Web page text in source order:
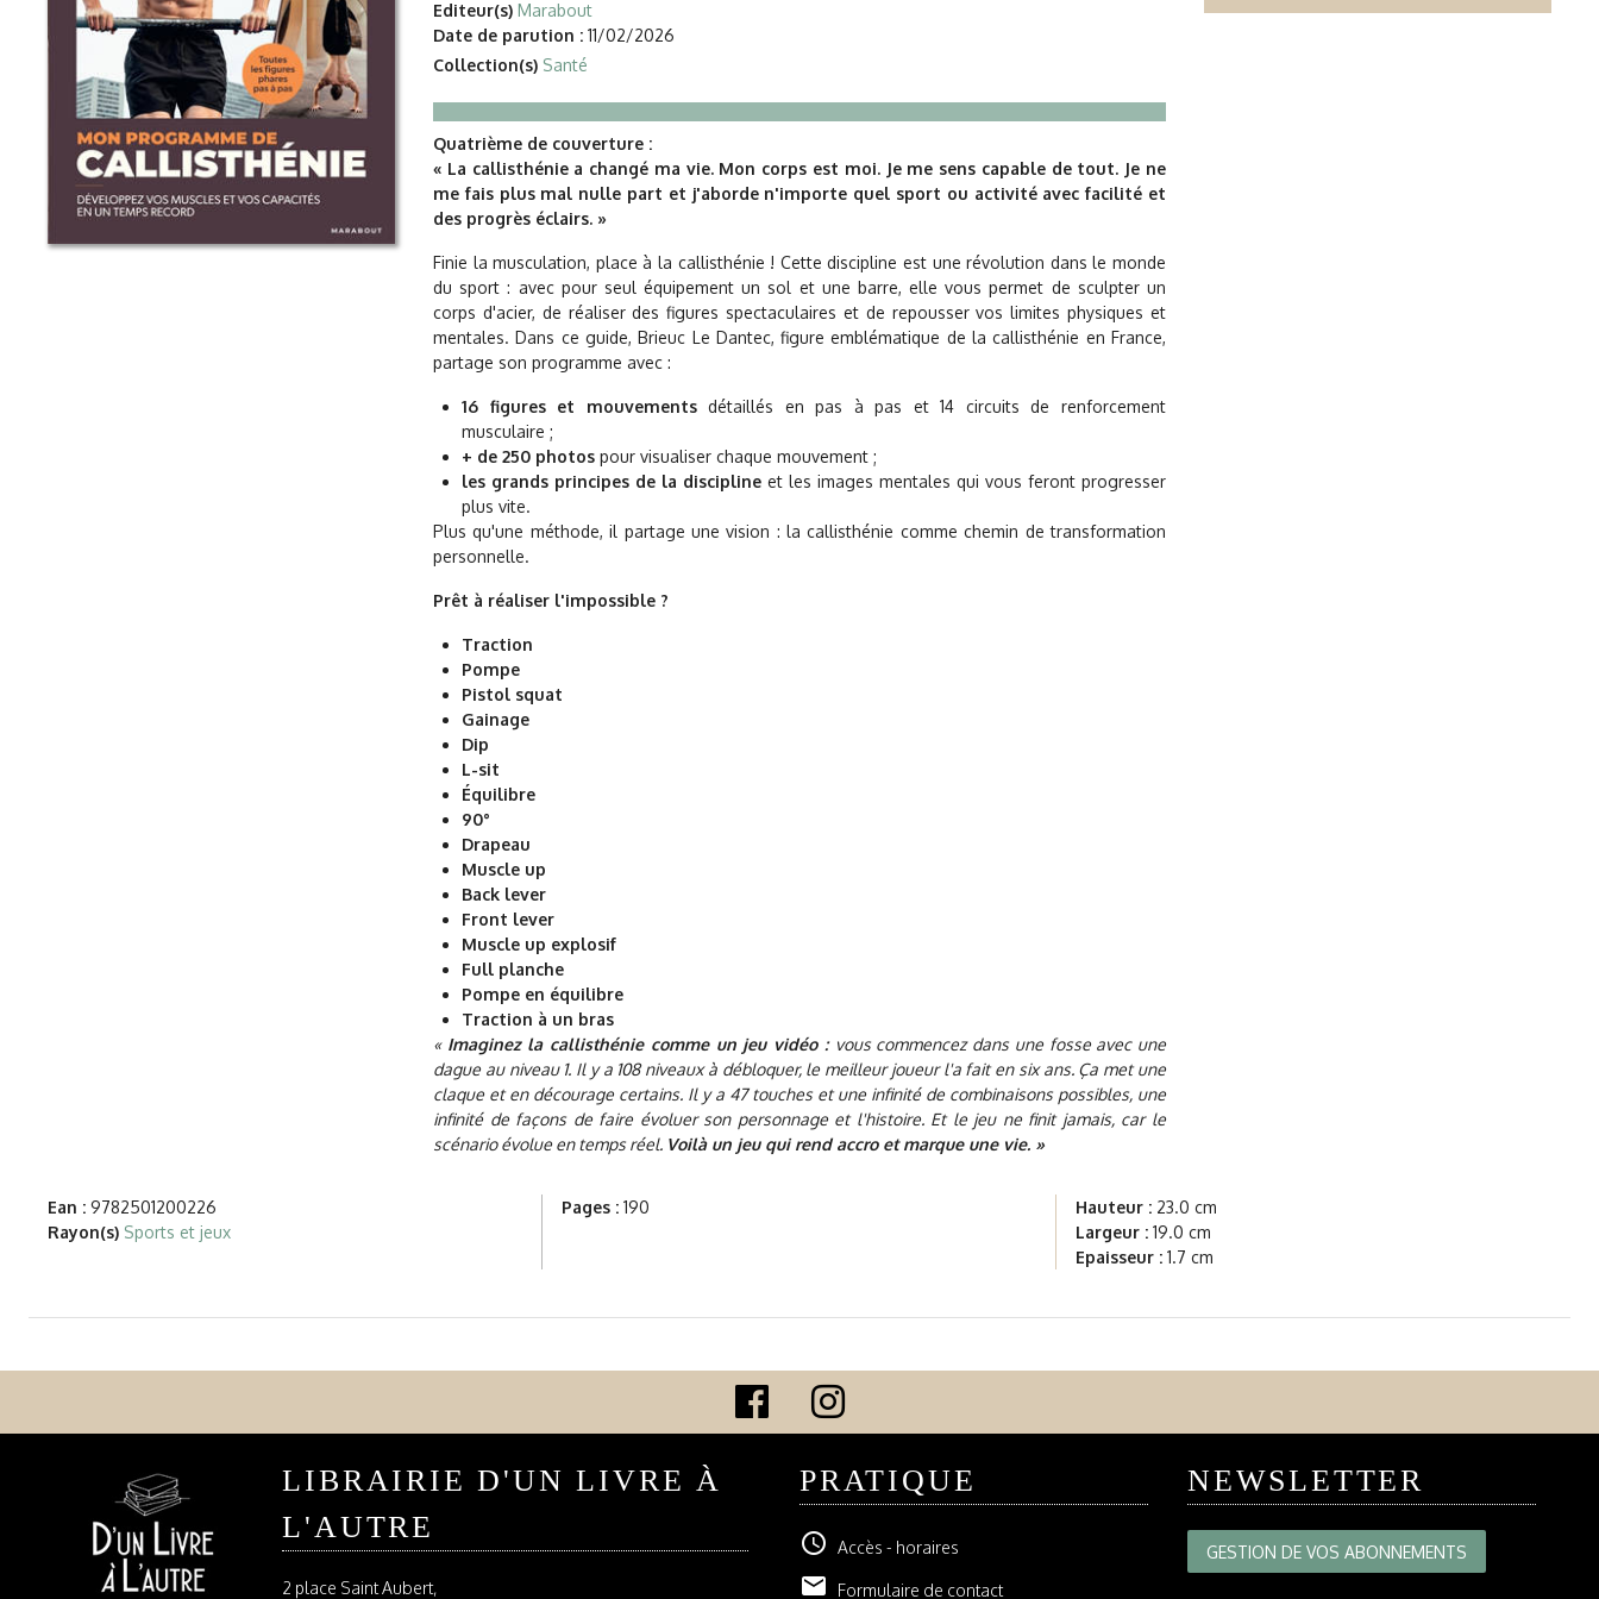
Editeur(s) Marabout
Date de parution : 11/02/2026
Collection(s) Santé
Quatrième de couverture :
« La callisthénie a changé ma vie. Mon corps est moi. Je me sens capable de tout. Je ne
me fais plus mal nulle part et j'aborde n'importe quel sport ou activité avec facilité et
des progrès éclairs. »
Finie la musculation, place à la callisthénie ! Cette discipline est une révolution dans le monde
du sport : avec pour seul équipement un sol et une barre, elle vous permet de sculpter un
corps d'acier, de réaliser des figures spectaculaires et de repousser vos limites physiques et
mentales. Dans ce guide, Brieuc Le Dantec, figure emblématique de la callisthénie en France,
partage son programme avec :
16 figures et mouvementsdétaillés en pas à pas et 14 circuits de renforcement
musculaire ;
+ de 250 photos pour visualiser chaque mouvement ;
les grands principes de la discipline et les images mentales qui vous feront progresser
plus vite.
Plus qu'une méthode, il partage une vision : la callisthénie comme chemin de transformation
personnelle.
Prêt à réaliser l'impossible ?
Traction
Pompe
Pistol squat
Gainage
Dip
L-sit
Équilibre
90°
Drapeau
Muscle up
Back lever
Front lever
Muscle up explosif
Full planche
Pompe en équilibre
Traction à un bras
« Imaginez la callisthénie comme un jeu vidéo : vous commencez dans une fosse avec une
dague au niveau 1. Il y a 108 niveaux à débloquer, le meilleur joueur l'a fait en six ans. Ça met une
claque et en décourage certains. Il y a 47 touches et une infinité de combinaisons possibles, une
infinité de façons de faire évoluer son personnage et l'histoire. Et le jeu ne finit jamais, car le
scénario évolue en temps réel. Voilà un jeu qui rend accro et marque une vie. »
Ean : 9782501200226
Rayon(s) Sports et jeux
Pages : 190 Hauteur : 23.0 cm
Largeur : 19.0 cm
Epaisseur : 1.7 cm
LIBRAIRIE D'UN LIVRE À
L'AUTRE
2 place Saint Aubert,
PRATIQUE
schedule Accès - horaires
email Formulaire de contact
NEWSLETTER
GESTION DE VOS ABONNEMENTS